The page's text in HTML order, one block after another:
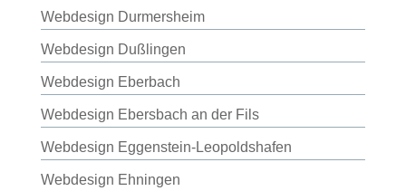
Webdesign Durmersheim
Webdesign Dußlingen
Webdesign Eberbach
Webdesign Ebersbach an der Fils
Webdesign Eggenstein-Leopoldshafen
Webdesign Ehningen